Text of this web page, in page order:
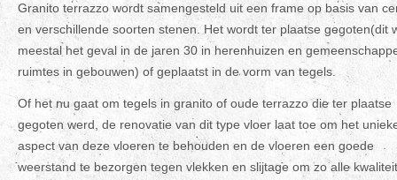
Granito terrazzo wordt samengesteld uit een frame op basis van
en verschillende soorten stenen. Het wordt ter plaatse gegoten(dit
meestal het geval in de jaren 30 in herenhuizen en
ruimtes in gebouwen) of geplaatst in de vorm van tegels.
Of het nu gaat om tegels in granito of oude terrazzo die ter plaatse
gegoten werd, de renovatie van dit type vloer laat toe om het
aspect van deze vloeren te behouden en de vloeren een goede
weerstand te bezorgen tegen vlekken en slijtage om zo alle